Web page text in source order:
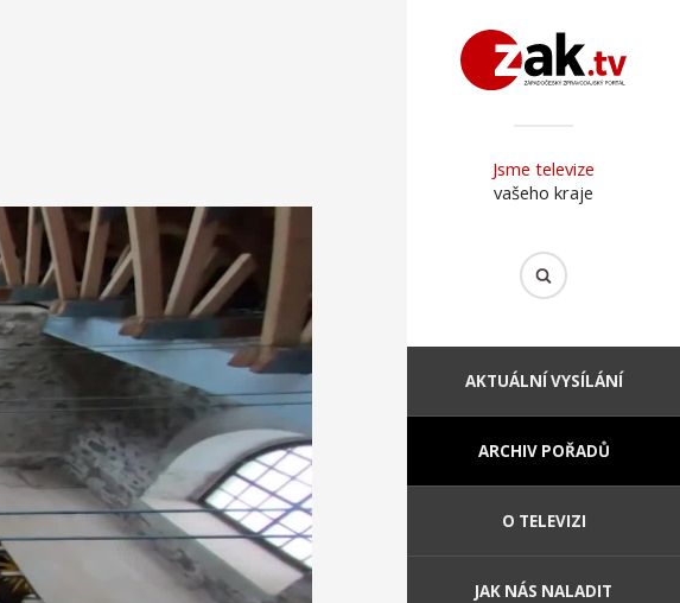
Jsme televize
vašeho kraje
AKTUÁLNÍ VYSÍLÁNÍ
ARCHIV POŘADŮ
O TELEVIZI
JAK NÁS NALADIT